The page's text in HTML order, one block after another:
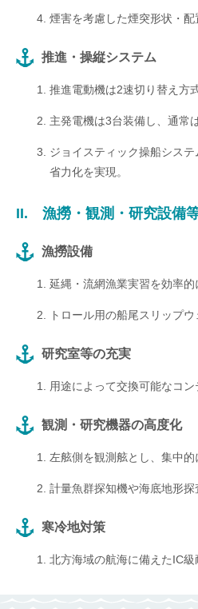
煙害を考慮した煙突形状・配
推進・操縦システム
推進電動機は2速切り替え方
主発電機は3台装備し、通常
ジョイスティック操船シス
省力化を実現。
II. 漁撈・観測・研究設備
漁撈設備
延縄・流網漁業実習を効率
トロール用の船尾スリップウ
研究室等の充実
用途によって交換可能なコン
観測・研究機器の高度化
左舷側を観測舷とし、集中
計量魚群探知機や海底地形
寒冷地対策
北方海域の航海に備えたIC級